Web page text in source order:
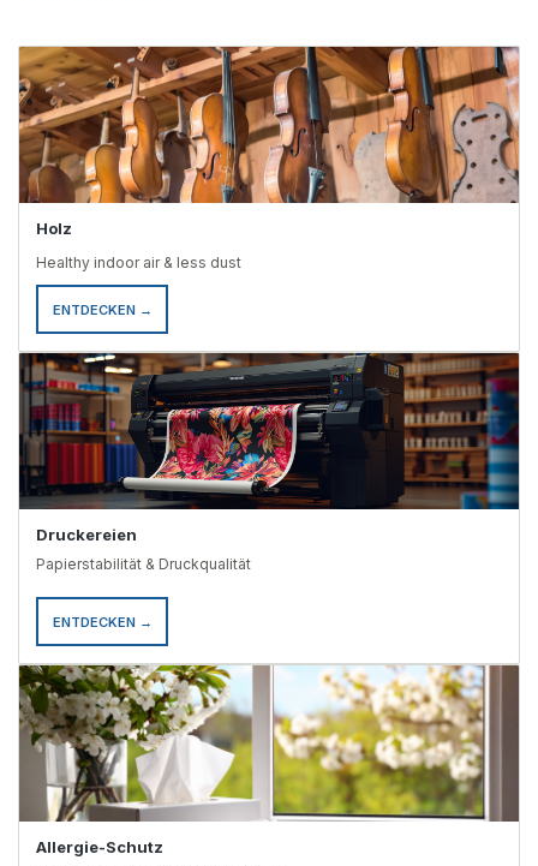
Informationen finden Sie ebenfalls in der
Bedienungsanleitung.Hersteller:BRUNELuftbefeuchtung
Proklima GmbHSchwarzacher Str. 13D-74858
Aglasterhausen06262-5454mail@brune.info
Holz
Healthy indoor air & less dust
ENTDECKEN →
Druckereien
Papierstabilität & Druckqualität
ENTDECKEN →
Allergie-Schutz